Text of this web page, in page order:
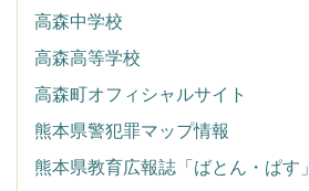
高森中学校
高森高等学校
高森町オフィシャルサイト
熊本県警犯罪マップ情報
熊本県教育広報誌「ばとん・ぱす」